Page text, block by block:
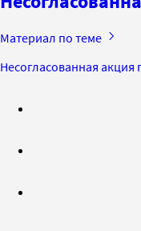
Материал по теме
Несогласованная